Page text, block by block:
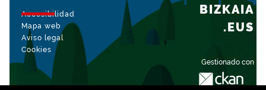
Accesibilidad
Mapa web
Aviso legal
Cookies
Gestionado con
BIZKAIA
.EUS